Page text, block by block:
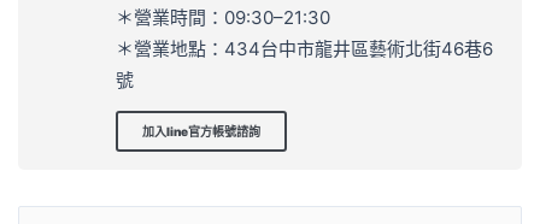
＊營業時間：09:30–21:30
＊營業地點：434台中市龍井區藝術北街46巷6
號
加入line官方帳號諮詢